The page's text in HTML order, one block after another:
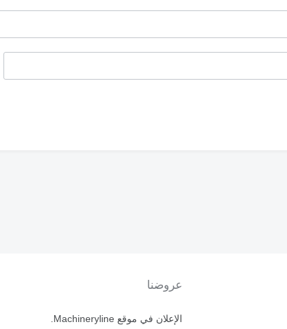
عروضنا
الإعلان في موقع Machineryline.